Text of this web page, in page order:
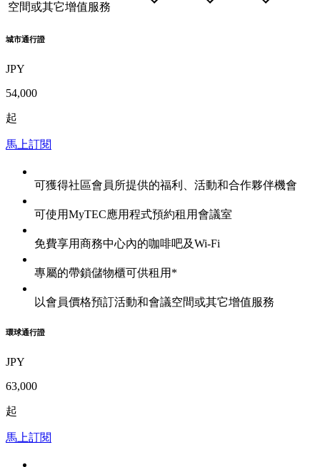
空間或其它增值服務
城市通行證
JPY
54,000
起
馬上訂閱
可獲得社區會員所提供的福利、活動和合作夥伴機會
可使用MyTEC應用程式預約租用會議室
免費享用商務中心內的咖啡吧及Wi-Fi
專屬的帶鎖儲物櫃可供租用*
以會員價格預訂活動和會議空間或其它增值服務
環球通行證
JPY
63,000
起
馬上訂閱